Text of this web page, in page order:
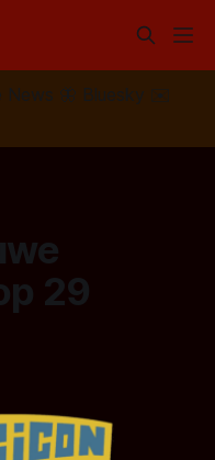
News 🦋 Bluesky
✉️
29